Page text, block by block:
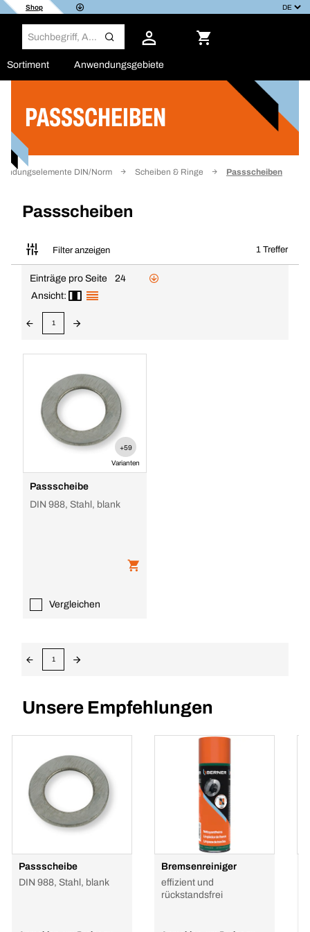
Shop
Sortiment Anwendungsgebiete
PASSSCHEIBEN
DIN/Norm Scheiben & Ringe Passscheiben
Passscheiben
Filter anzeigen 1 Treffer
Filter
Einträge pro Seite
24
Ansicht:
1
+59
Varianten
Passscheibe
DIN 988, Stahl, blank
Vergleichen
1
Unsere Empfehlungen
Passscheibe
DIN 988, Stahl, blank
Bremsenreiniger
effizient und
rückstandsfrei